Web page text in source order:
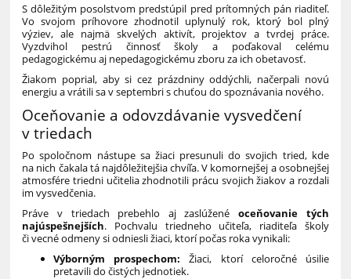
S dôležitým posolstvom predstúpil pred prítomných pán riaditeľ.
Vo svojom príhovore zhodnotil uplynulý rok, ktorý bol plný
výziev, ale najmä skvelých aktivít, projektov a tvrdej práce.
Vyzdvihol pestrú činnosť školy a poďakoval celému
pedagogickému aj nepedagogickému zboru za ich obetavosť.
Žiakom poprial, aby si cez prázdniny oddýchli, načerpali novú
energiu a vrátili sa v septembri s chuťou do spoznávania nového.
Oceňovanie a odovzdávanie vysvedčení
v triedach
Po spoločnom nástupe sa žiaci presunuli do svojich tried, kde
na nich čakala tá najdôležitejšia chvíľa. V komornejšej a osobnejšej
atmosfére triedni učitelia zhodnotili prácu svojich žiakov a rozdali
im vysvedčenia.
Práve v triedach prebehlo aj zaslúženéoceňovanie tých
najúspešnejších. Pochvalu triedneho učiteľa, riaditeľa školy
či vecné odmeny si odniesli žiaci, ktorí počas roka vynikali:
Výborným prospechom: Žiaci, ktorí celoročné úsilie
pretavili do čistých jednotiek.